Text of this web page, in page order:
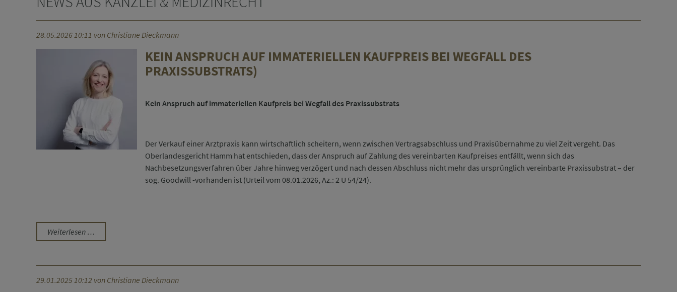
28.05.2026 10:11 von Christiane Dieckmann
KEIN ANSPRUCH AUF IMMATERIELLEN KAUFPREIS BEI WEGFALL DES
PRAXISSUBSTRATS)
Kein Anspruch auf immateriellen Kaufpreis bei Wegfall des Praxissubstrats
Der Verkauf einer Arztpraxis kann wirtschaftlich scheitern, wenn zwischen Vertragsabschluss und Praxisübernahme zu viel Zeit vergeht. Das
Oberlandesgericht Hamm hat entschieden, dass der Anspruch auf Zahlung des vereinbarten Kaufpreises entfällt, wenn sich das
Nachbesetzungsverfahren über Jahre hinweg verzögert und nach dessen Abschluss nicht mehr das ursprünglich vereinbarte Praxissubstrat – der
sog. Goodwill -vorhanden ist (Urteil vom 08.01.2026, Az.: 2 U 54/24).
Weiterlesen …
Anspruch
immateriellen
Kaufpreis
29.01.2025 10:12 von Christiane Dieckmann